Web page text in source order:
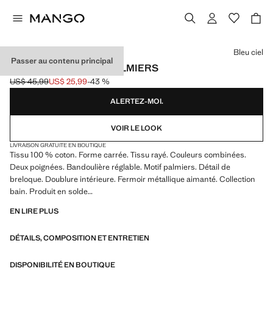
Passer au contenu principal
SAC BANDOULIÈRE PALMIERS
Prix initial barré [US$ 45,99 ]
US$ 45,99
Prix actuel [US$ 25,99 ]
US$ 25,99-43 %
Choisissez une couleur
Bleu ciel
ALERTEZ-MOI.
VOIR LE LOOK
LIVRAISON GRATUITE EN BOUTIQUE
Tissu 100 % coton. Forme carrée. Tissu rayé. Couleurs combinées.
Deux poignées. Bandoulière réglable. Motif palmiers. Détail de
breloque. Doublure intérieure. Fermoir métallique aimanté. Collection
bain. Produit en solde
23.0x20.0x10.0 cm (Long x Grand x Large)
EN LIRE PLUS
DÉTAILS, COMPOSITION ET ENTRETIEN
DISPONIBILITÉ EN BOUTIQUE